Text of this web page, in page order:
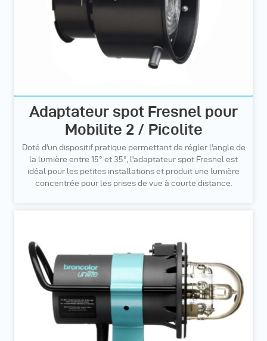
Adaptateur spot Fresnel pour
Mobilite 2 / Picolite
Doté d'un dispositif pratique permettant de régler l'angle de
la lumière entre 15° et 35°, l'adaptateur spot Fresnel est
idéal pour les petites installations et produit une lumière
concentrée pour les prises de vue à courte distance.